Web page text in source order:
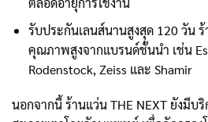
รับประกันเลนส์นานสูงสุด 120 วัน ร้
คุณภาพสูงจากแบรนด์ชั้นนำ เช่น
Rodenstock, Zeiss และ Shamir
นอกจากนี้ ร้านแว่น THE NEXT ยังมีบ